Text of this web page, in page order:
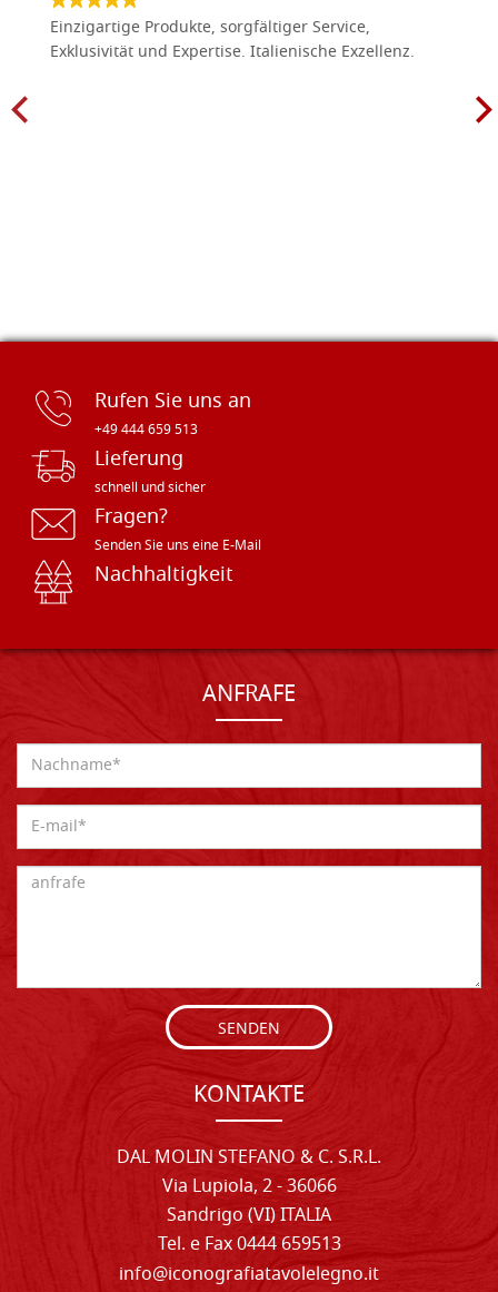
Einzigartige Produkte, sorgfältiger Service,
Exklusivität und Expertise. Italienische Exzellenz.
Rufen Sie uns an
+49 444 659 513
Lieferung
schnell und sicher
Fragen?
Senden Sie uns eine E-Mail
Nachhaltigkeit
ANFRAFE
SENDEN
KONTAKTE
DAL MOLIN STEFANO & C. S.R.L.
Via Lupiola, 2 - 36066
Sandrigo (VI) ITALIA
Tel. e Fax 0444 659513
info@iconografiatavolelegno.it